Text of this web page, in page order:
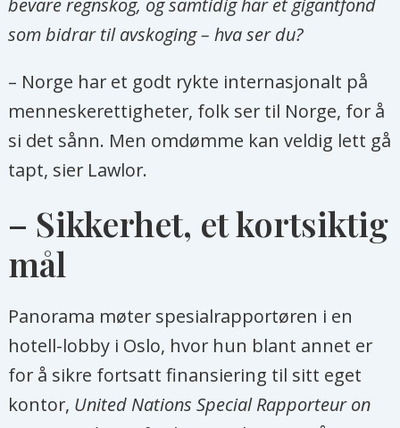
som bidrar til avskoging – hva ser du?
– Norge har et godt rykte internasjonalt på
menneskerettigheter, folk ser til Norge, for å
si det sånn. Men omdømme kan veldig lett gå
tapt, sier Lawlor.
– Sikkerhet, et kortsiktig
mål
Panorama møter spesialrapportøren i en
hotell-lobby i Oslo, hvor hun blant annet er
for å sikre fortsatt finansiering til sitt eget
kontor, United Nations Special Rapporteur on